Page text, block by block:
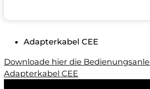
Adapterkabel CEE
Downloade hier die
Adapterkabel CEE